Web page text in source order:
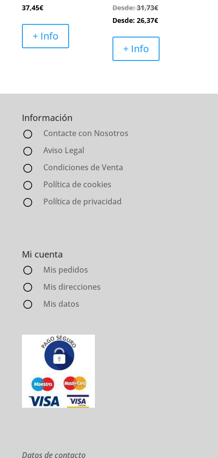
37,45€
+ Info
Desde:31,73€
Desde:26,37€
+ Info
Información
Contacte con Nosotros
Aviso Legal
Condiciones de Venta
Política de cookies
Política de privacidad
Mi cuenta
Mis pedidos
Mis direcciones
Mis datos
Datos de contacto